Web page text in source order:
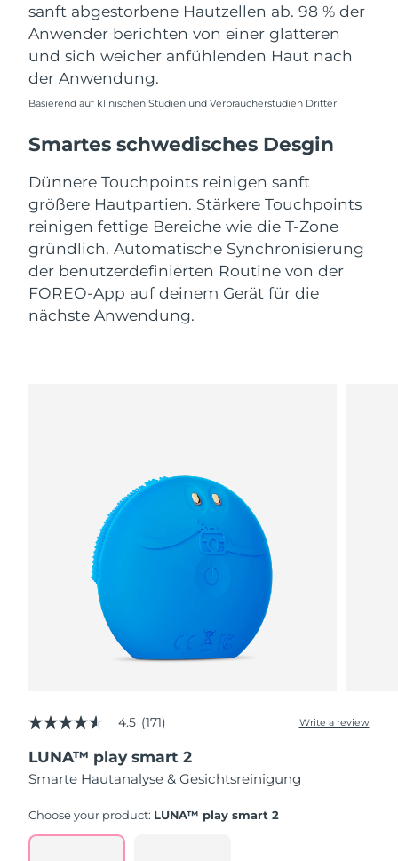
sanft abgestorbene Hautzellen ab. 98 % der
Anwender berichten von einer glatteren
und sich weicher anfühlenden Haut nach
der Anwendung.
Basierend auf klinischen Studien und Verbraucherstudien Dritter
Smartes schwedisches Desgin
Dünnere Touchpoints reinigen sanft
größere Hautpartien. Stärkere Touchpoints
reinigen fettige Bereiche wie die T-Zone
gründlich. Automatische Synchronisierung
der benutzerdefinierten Routine von der
FOREO-App auf deinem Gerät für die
nächste Anwendung.
4.5
of
5
stars,
rating
Read
4.5 (171) Write a review
LUNA™ play smart 2
Smarte Hautanalyse & Gesichtsreinigung
Choose your product: LUNA™ play smart 2